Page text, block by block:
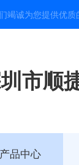
诚为您提供优质
市顺
产品中心